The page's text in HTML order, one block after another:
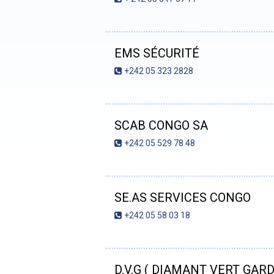
EMS SÉCURITÉ
+242 05 323 2828
SCAB CONGO SA
+242 05 529 78 48
SE.AS SERVICES CONGO
+242 05 58 03 18
D.V.G ( DIAMANT VERT